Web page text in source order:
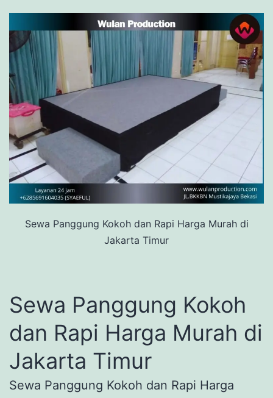
Sewa Panggung Kokoh dan Rapi Harga Murah di
Jakarta Timur
Sewa Panggung Kokoh
dan Rapi Harga Murah di
Jakarta Timur
Sewa Panggung Kokoh dan Rapi Harga